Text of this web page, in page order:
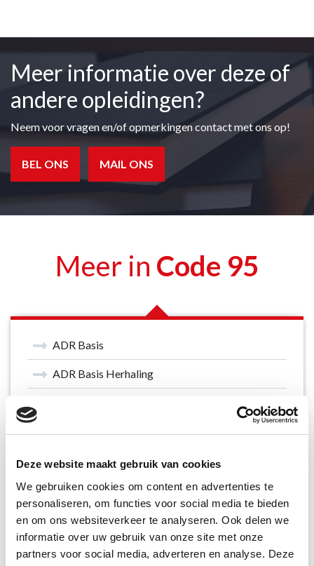
Deze website maakt gebruik van cookies
We gebruiken cookies om content en advertenties te
personaliseren, om functies voor social media te bieden
en om ons websiteverkeer te analyseren. Ook delen we
informatie over uw gebruik van onze site met onze
partners voor social media, adverteren en analyse. Deze
Meer informatie over deze of
andere opleidingen?
Neem voor vragen en/of opmerkingen contact met ons op!
BEL ONS MAIL ONS
Meer in Code 95
ADR Basis
ADR Basis Herhaling
ADR vrijstellingen
Autolaadkraan
BBS / Rijoptimalisatie
Communicatieve en Sociale vaardigheden